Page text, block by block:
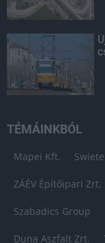
TÉMÁINKBÓL
Mapei Kft.
ZÁÉV Építőipari Zrt.
Szabadics Group
Duna Aszfalt Zrt.